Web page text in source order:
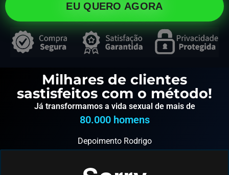
EU QUERO AGORA
Milhares de clientes
sastisfeitos com o método!
Já transformamos a vida sexual de mais de
80.000 homens
Depoimento Rodrigo